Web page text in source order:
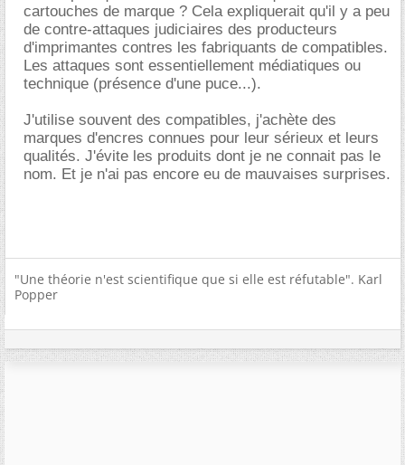
cartouches de marque ? Cela expliquerait qu'il y a peu
de contre-attaques judiciaires des producteurs
d'imprimantes contres les fabriquants de compatibles.
Les attaques sont essentiellement médiatiques ou
technique (présence d'une puce...).
J'utilise souvent des compatibles, j'achète des
marques d'encres connues pour leur sérieux et leurs
qualités. J'évite les produits dont je ne connait pas le
nom. Et je n'ai pas encore eu de mauvaises surprises.
"Une théorie n'est scientifique que si elle est réfutable". Karl
Popper